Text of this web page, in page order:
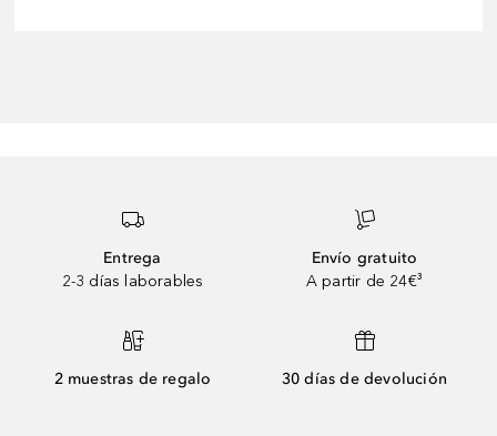
Entrega
2-3 días laborables
Envío gratuito
A partir de 24€³
2 muestras de regalo 30 días de devolución